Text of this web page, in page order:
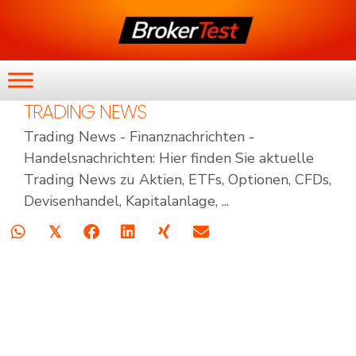
TRADING NEWS
Trading News - Finanznachrichten -
Handelsnachrichten: Hier finden Sie aktuelle
Trading News zu Aktien, ETFs, Optionen, CFDs,
Devisenhandel, Kapitalanlage, ...
𝕏